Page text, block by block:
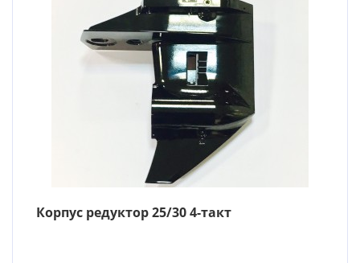
Корпус редуктор 25/30 4-такт